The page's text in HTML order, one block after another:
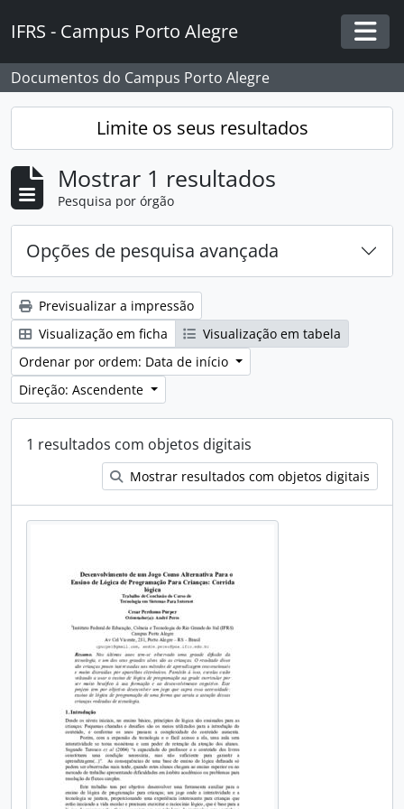
IFRS - Campus Porto Alegre
Documentos do Campus Porto Alegre
Limite os seus resultados
Mostrar 1 resultados
Pesquisa por órgão
Opções de pesquisa avançada
Previsualizar a impressão
Visualização em ficha
Visualização em tabela
Ordenar por ordem: Data de início
Direção: Ascendente
1 resultados com objetos digitais
Mostrar resultados com objetos digitais